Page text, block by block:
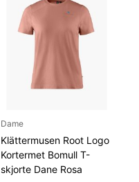
Dame
Klättermusen Root Logo
Kortermet Bomull T-
skjorte Dane Rosa